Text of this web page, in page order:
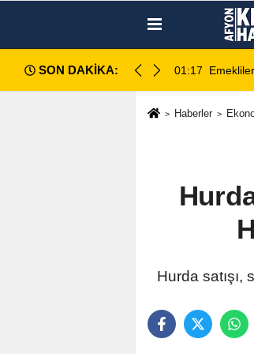
SON DAKİKA:
Bu Gece Hesaplara Yatıyor
Haberler
Hurda satışı,